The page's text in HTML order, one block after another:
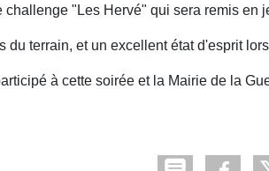
"Les Hervé" qui sera remis en
terrain, et un excellent état d'esprit
à cette soirée et la Mairie de la